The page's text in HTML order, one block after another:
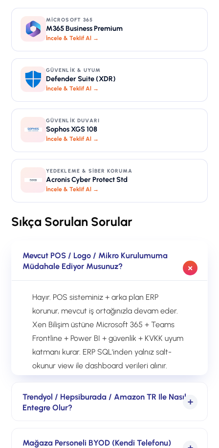
MICROSOFT 365
M365 Business Premium
İncele & Teklif Al →
GÜVENLIK & UYUM
Defender Suite (XDR)
İncele & Teklif Al →
GÜVENLIK DUVARI
Sophos XGS 108
İncele & Teklif Al →
YEDEKLEME & SIBER KORUMA
Acronis Cyber Protect Std
İncele & Teklif Al →
Sıkça Sorulan Sorular
Mevcut POS / Logo / Mikro Kurulumuma
Müdahale Ediyor Musunuz?
Hayır. POS sisteminiz + arka plan ERP
korunur, mevcut iş ortağınızla devam eder.
Xen Bilişim üstüne Microsoft 365 + Teams
Frontline + Power BI + güvenlik + KVKK uyum
katmanı kurar. ERP SQL'inden yalnız salt-
okunur view ile dashboard verileri alınır.
Trendyol / Hepsiburada / Amazon TR Ile Nasıl
Entegre Olur?
Mevcut entegrasyon yazılımınız (Logo
Mağaza Personeli BYOD (kendi Telefonu)